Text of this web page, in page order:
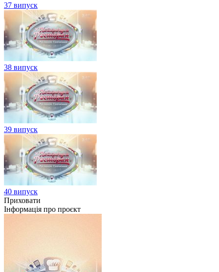
37 випуск
38 випуск
39 випуск
40 випуск
Приховати
Інформація про проєкт